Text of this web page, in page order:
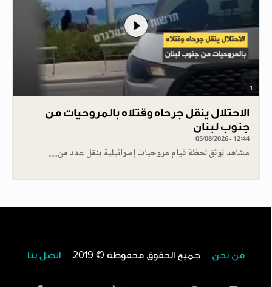
1
الاحتلال ينقل جرحاه وقتلاه بالمروحيات من
جنوب لبنان
05/08/2026 - 12:44
مشاهد توثق لحظة قيام مروحيات إسرائيلية بنقل عدد من…
من نحن جميع الحقوق محفوظة © 2019 اتصل بنا